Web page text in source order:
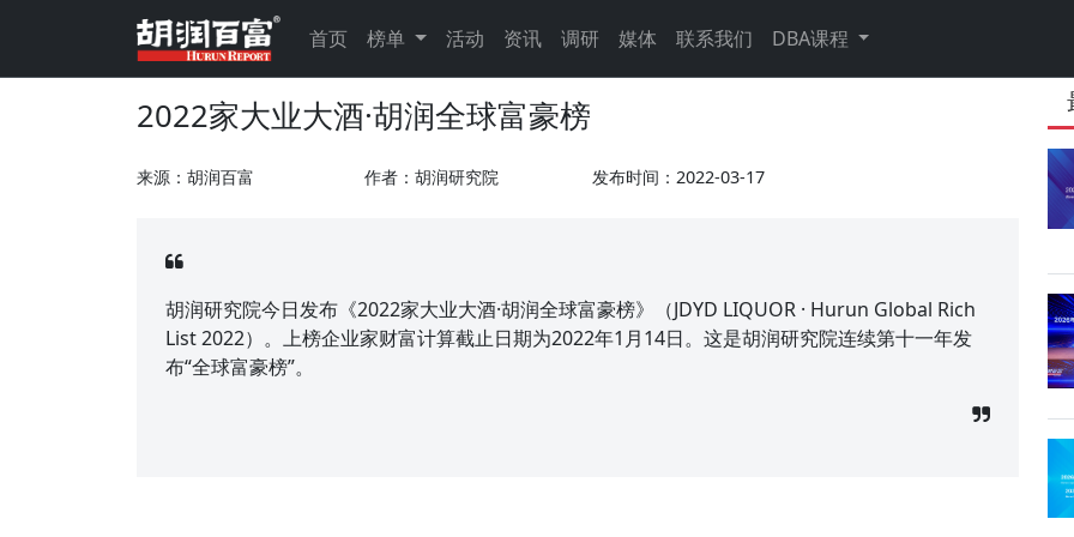
首页 榜单 活动 资讯 调研 媒体 联系我们 DBA课程
2022家大业大酒·胡润全球富豪榜
来源：胡润百富 作者：胡润研究院 发布时间：2022-03-17
胡润研究院今日发布《2022家大业大酒·胡润全球富豪榜》（JDYD LIQUOR · Hurun Global Rich
List 2022）。上榜企业家财富计算截止日期为2022年1月14日。这是胡润研究院连续第十一年发
布“全球富豪榜”。